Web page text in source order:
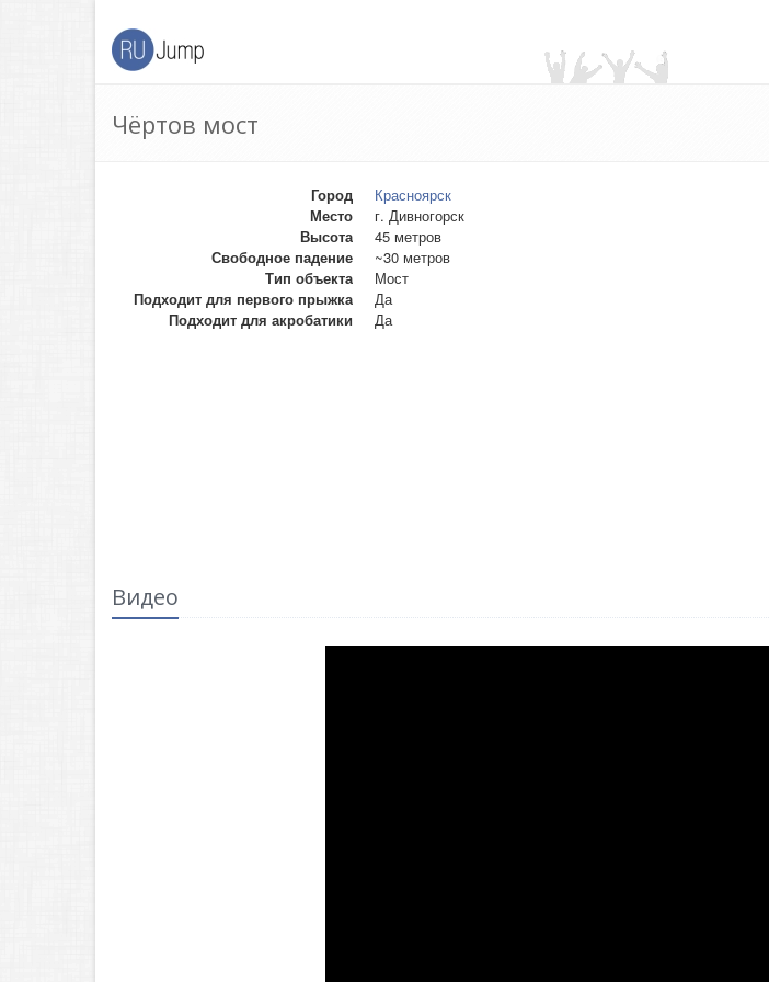
Чёртов мост
Город
Красноярск
Место
г. Дивногорск
Высота
45 метров
Свободное падение
~30 метров
Тип объекта
Мост
Подходит для первого прыжка
Да
Подходит для акробатики
Да
Видео